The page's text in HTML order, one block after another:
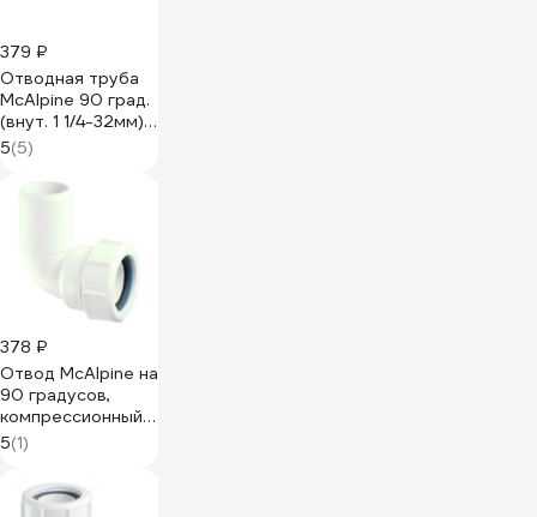
379 ₽
Отводная труба
McAlpine 90 град.
(внут. 1 1/4-32мм)
длина 212 мм
HC12-32
5(5)
378 ₽
Отвод McAlpine на
90 градусов,
компрессионный,
Ду=50мм х
Дн=50мм., белый
50C-WH
5(1)